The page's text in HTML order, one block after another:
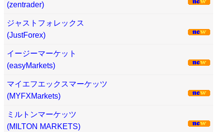
(zentrader)
ジャストフォレックス
(JustForex)
イージーマーケット
(easyMarkets)
マイエフエックスマーケッツ
(MYFXMarkets)
ミルトンマーケッツ
(MILTON MARKETS)